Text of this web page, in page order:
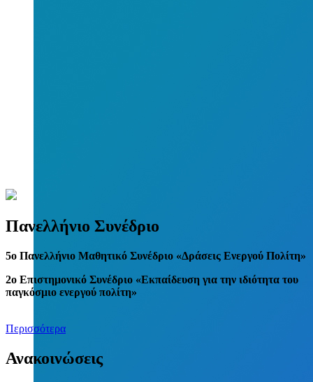
Πανελλήνιο Συνέδριο
5o Πανελλήνιο Μαθητικό Συνέδριο «Δράσεις Ενεργού Πολίτη»
2ο Επιστημονικό Συνέδριο «Εκπαίδευση για την ιδιότητα του
παγκόσμιο ενεργού πολίτη»
Περισσότερα
Ανακοινώσεις